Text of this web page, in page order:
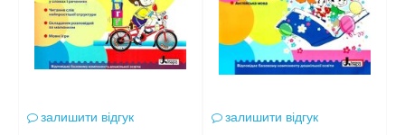
залишити відгук
залишити відгук